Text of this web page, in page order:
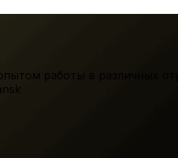
работы в различных